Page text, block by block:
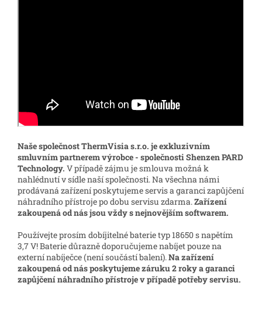
Naše společnost ThermVisia s.r.o. je exkluzivním
smluvním partnerem výrobce - společnosti Shenzen PARD
Technology. V případě zájmu je smlouva možná k
nahlédnutí v sídle naší společnosti. Na všechna námi
prodávaná zařízení poskytujeme servis a garanci zapůjčení
náhradního přístroje po dobu servisu zdarma.Zařízení
zakoupená od nás jsou vždy s nejnovějším softwarem.
Používejte prosím dobíjitelné baterie typ 18650 s napětím
3,7 V! Baterie důrazně doporučujeme nabíjet pouze na
externí nabíječce (není součástí balení).Na zařízení
zakoupená od nás poskytujeme záruku 2 roky a garanci
zapůjčení náhradního přístroje v případě potřeby servisu.